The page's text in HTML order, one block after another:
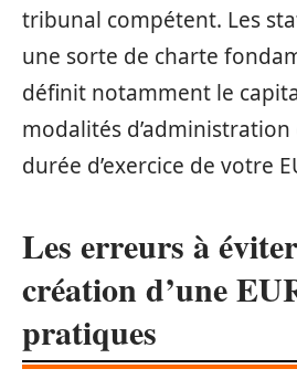
tribunal compétent. Les
une sorte de charte
définit notamment le
modalités
durée d’exercice de votre
Les erreurs à
création d’une
pratiques